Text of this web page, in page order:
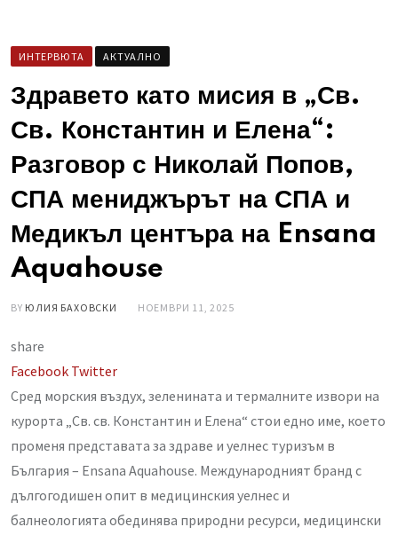
ИНТЕРВЮТА AКТУАЛНО
Здравето като мисия в „Св.
Св. Константин и Елена“:
Разговор с Николай Попов,
СПА мениджърът на СПА и
Медикъл центъра на Ensana
Aquahouse
BY ЮЛИЯ БАХОВСКИ НОЕМВРИ 11, 2025
share
Facebook TwitterLinkedIn
Whatsapp
Share
via
Email
Сред морския въздух, зеленината и термалните извори на
курорта „Св. св. Константин и Елена“ стои едно име, което
променя представата за здраве и уелнес туризъм в
България – Ensana Aquahouse. Международният бранд с
дългогодишен опит в медицинския уелнес и
балнеологията обединява природни ресурси, медицински